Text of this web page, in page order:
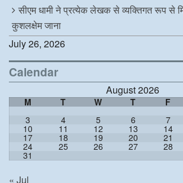
सीएम धामी ने प्रत्येक लेखक से व्यक्तिगत रूप से
कुशलक्षेम जाना
July 26, 2026
Calendar
August 2026
M T W T F
3 4 5 6 7
10 11 12 13 14
17 18 19 20 21
24 25 26 27 28
31
« Jul